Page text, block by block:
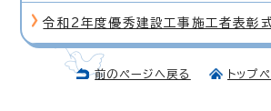
令和2年度優秀建設工事施工者表彰
前のページへ戻る トップ